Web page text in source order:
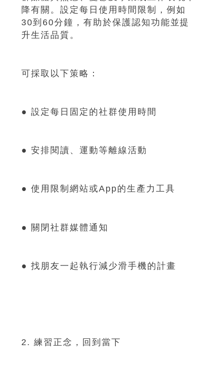
降有關。設定每日使用時間限制，例如
30到60分鐘，有助於保護認知功能並提
升生活品質。
可採取以下策略：
● 設定每日固定的社群使用時間
● 安排閱讀、運動等離線活動
● 使用限制網站或App的生產力工具
● 關閉社群媒體通知
● 找朋友一起執行減少滑手機的計畫
2. 練習正念，回到當下